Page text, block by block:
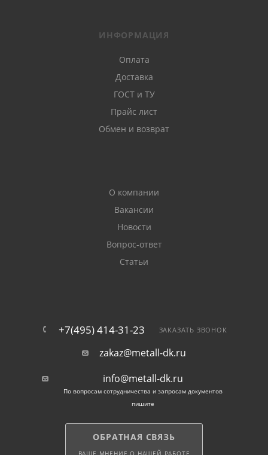
ИНФОРМАЦИЯ
Оплата
Доставка
ГОСТ и ТУ
Прайс лист
Обмен и возврат
О компании
Вакансии
Новости
Вопрос-ответ
Статьи
+7(495) 414-31-23 ЗАКАЗАТЬ ЗВОНОК
zakaz@metall-dk.ru
info@metall-dk.ru
По вопросам сотрудничества и запросам документов
пишите
ОБРАТНАЯ СВЯЗЬ
ВАШЕ МНЕНИЕ О НАШЕЙ РАБОТЕ